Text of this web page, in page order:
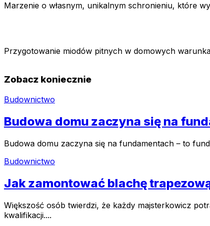
Marzenie o własnym, unikalnym schronieniu, które
Przygotowanie miodów pitnych w domowych
Zobacz koniecznie
Budownictwo
Budowa domu zaczyna się na
Budowa domu zaczyna się na fundamentach – to
Budownictwo
Jak zamontować blachę
Większość osób twierdzi, że każdy majsterkowicz
kwalifikacji....